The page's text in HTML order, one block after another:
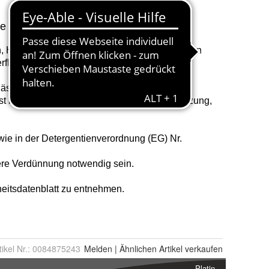
Nr.: 0084875243 Melden | Ähnlichen Artikel verkaufen